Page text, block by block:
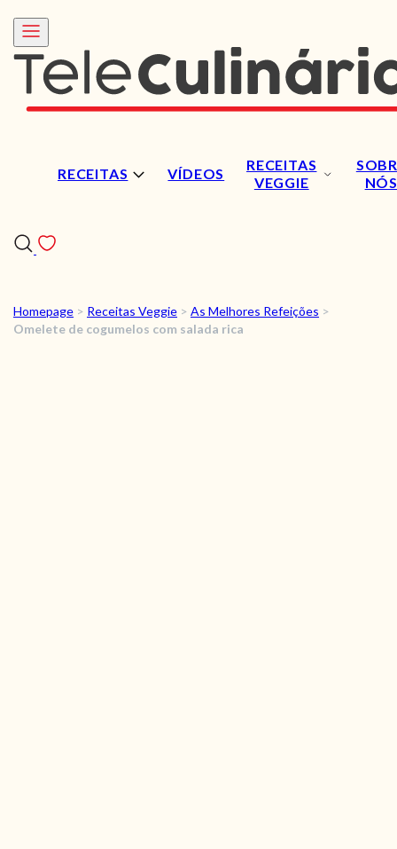
RECEITAS VÍDEOS
RECEITAS
VEGGIE
NÓS
RECEITAS
Homepage > Receitas Veggie > As Melhores Refeições >
Omelete de cogumelos com salada rica